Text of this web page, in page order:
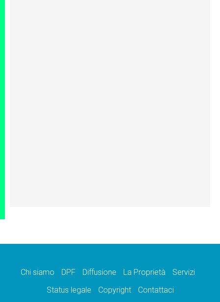
Chi siamo DPF Diffusione La Proprietà
Servizi
Status legale
Copyright Contattaci